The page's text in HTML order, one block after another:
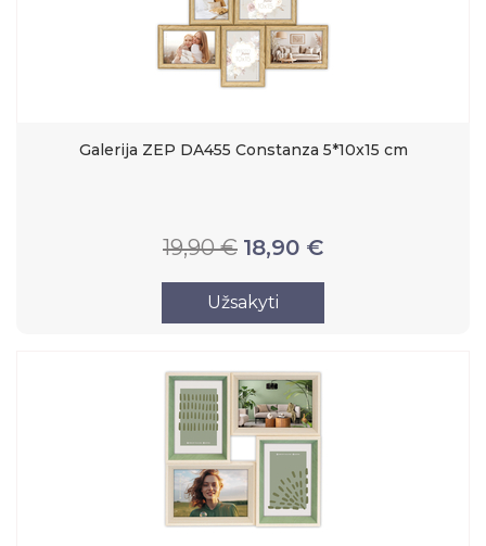
Galerija ZEP DA455 Constanza 5*10x15 cm
19,90 € 18,90 €
Užsakyti